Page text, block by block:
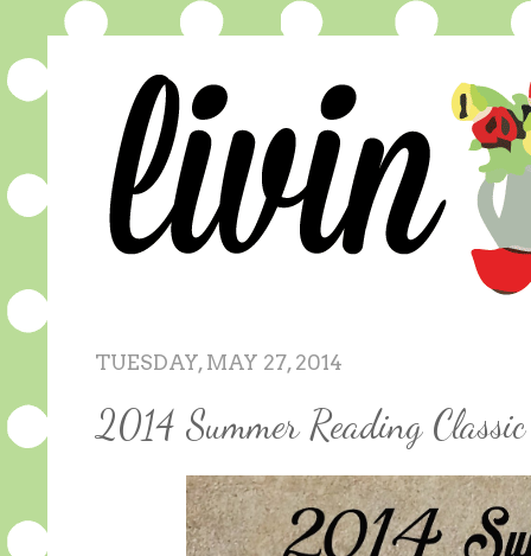
TUESDAY, MAY 27, 2014
2014 Summer Reading